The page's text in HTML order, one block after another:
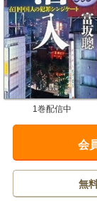
1巻配信中
会
無